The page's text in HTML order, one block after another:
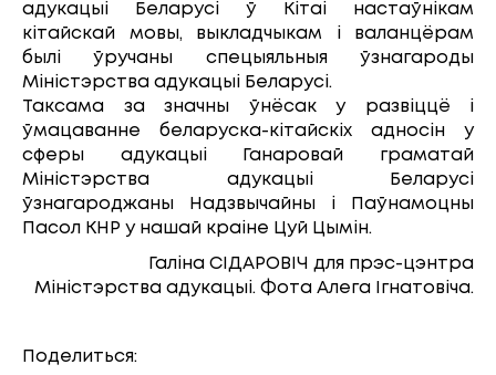
адукацыі Беларусі ў Кітаі настаўнікам
кітайскай мовы, выкладчыкам і валанцёрам
былі ўручаны спецыяльныя ўзнагароды
Міністэрства адукацыі Беларусі.
Таксама за значны ўнёсак у развіццё і
ўмацаванне беларуска-кітайскіх адносін у
сферы адукацыі Ганаровай граматай
Міністэрства адукацыі Беларусі
ўзнагароджаны Надзвычайны і Паўнамоцны
Пасол КНР у нашай краіне Цуй Цымін.
Галіна СІДАРОВІЧ для прэс-цэнтра
Міністэрства адукацыі. Фота Алега Ігнатовіча.
Поделиться: